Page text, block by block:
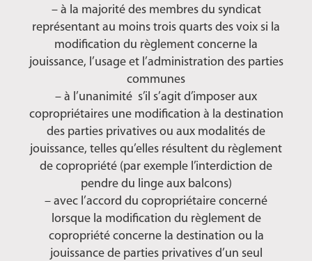
– à la majorité des membres du syndicat
représentant au moins trois quarts des voix si la
modification du règlement concerne la
jouissance, l’usage et l’administration des parties
communes
– à l’unanimité s’il s’agit d’imposer aux
copropriétaires une modification à la destination
des parties privatives ou aux modalités de
jouissance, telles qu’elles résultent du règlement
de copropriété (par exemple l’interdiction de
pendre du linge aux balcons)
– avec l’accord du copropriétaire concerné
lorsque la modification du règlement de
copropriété concerne la destination ou la
jouissance de parties privatives d’un seul